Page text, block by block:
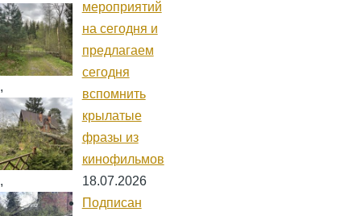
,
,
мероприятий
на сегодня и
предлагаем
сегодня
вспомнить
крылатые
фразы из
кинофильмов
18.07.2026
Подписан